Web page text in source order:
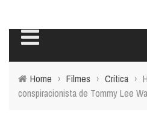
Home › Filmes › Crítica ›
conspiracionista de Tommy Lee